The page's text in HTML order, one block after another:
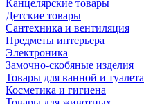
Канцелярские товары
Детские товары
Сантехника и вентиляция
Предметы интерьера
Электроника
Замочно-скобяные изделия
Товары для ванной и туалета
Косметика и гигиена